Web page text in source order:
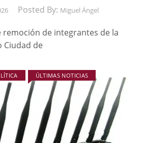
Posted By: Miguel Ángel
de integrantes de la
Ciudad de
ÚLTIMAS NOTICIAS